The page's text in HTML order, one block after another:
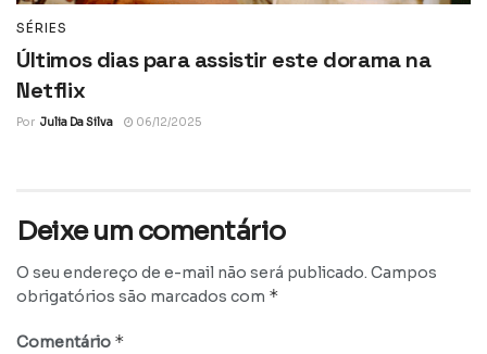
SÉRIES
Últimos dias para assistir este dorama na
Netflix
Por Julia Da Silva 06/12/2025
Deixe um comentário
O seu endereço de e-mail não será publicado. Campos
obrigatórios são marcados com *
Comentário *